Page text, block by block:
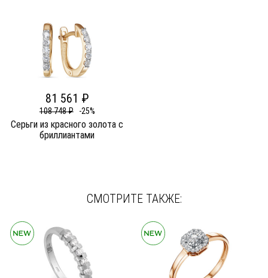
81 561 ₽
108 748 ₽ -25%
Серьги из красного золота c
бриллиантами
СМОТРИТЕ ТАКЖЕ: